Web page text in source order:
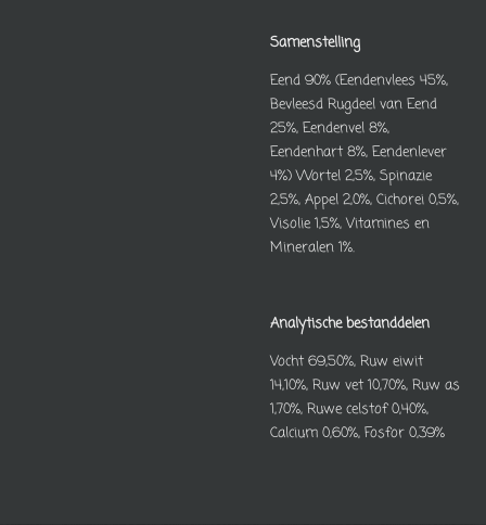
Samenstelling
Eend 90% (Eendenvlees 45%,
Bevleesd Rugdeel van Eend
25%, Eendenvel 8%,
Eendenhart 8%, Eendenlever
4%) Wortel 2,5%, Spinazie
2,5%, Appel 2,0%, Cichorei 0,5%,
Visolie 1,5%, Vitamines en
Mineralen 1%.
Analytische bestanddelen
Vocht 69,50%, Ruw eiwit
14,10%, Ruw vet 10,70%, Ruw as
1,70%, Ruwe celstof 0,40%,
Calcium 0,60%, Fosfor 0,39%